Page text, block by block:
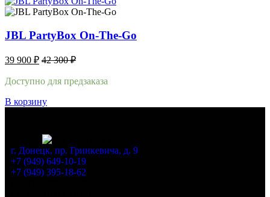
JBL PartyBox On-The-Go
39 900 ₽ 42 300₽
Доступно для предзаказа
В корзину
г. Донецк, пр. Гринкевича, д. 9
+7 (949) 649-10-19
+7 (949) 395-18-62